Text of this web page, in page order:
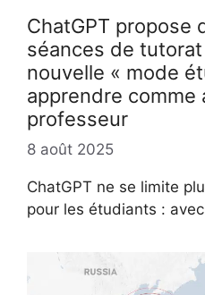
ChatGPT propose
séances de
nouvelle « mode
apprendre comme
professeur
8 août 2025
ChatGPT ne se limite
pour les étudiants :